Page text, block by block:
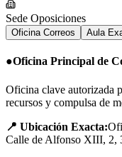
Sede Oposiciones
Oficina Correos Aula
●Oficina Principal de
Oficina clave autorizada
recursos y compulsa de
📍 Ubicación Exacta:
Calle de Alfonso XIII, 2,